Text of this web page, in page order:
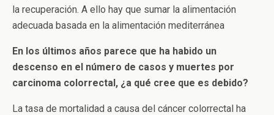
la recuperación. A ello hay que sumar la alimentación
adecuada basada en la alimentación mediterránea
En los últimos años parece que ha habido un
descenso en el número de casos y muertes por
carcinoma colorrectal, ¿a qué cree que es debido?
La tasa de mortalidad a causa del cáncer colorrectal ha